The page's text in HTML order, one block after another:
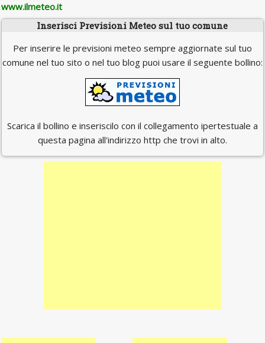
www.ilmeteo.it
Inserisci Previsioni Meteo sul tuo comune
Per inserire le previsioni meteo sempre aggiornate sul tuo
comune nel tuo sito o nel tuo blog puoi usare il seguente bollino:
Scarica il bollino e inseriscilo con il collegamento ipertestuale a
questa pagina all'indirizzo http che trovi in alto.